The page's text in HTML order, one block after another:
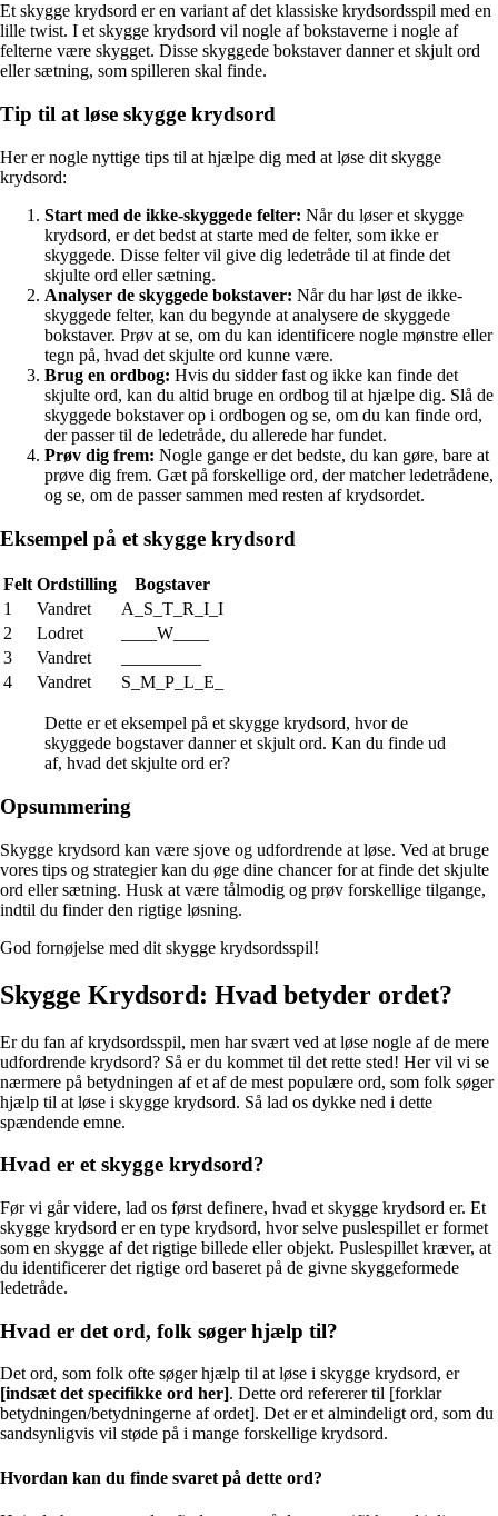
Et skygge krydsord er en variant af det klassiske krydsordsspil med en
lille twist. I et skygge krydsord vil nogle af bokstaverne i nogle af
felterne være skygget. Disse skyggede bokstaver danner et skjult ord
eller sætning, som spilleren skal finde.
Tip til at løse skygge krydsord
Her er nogle nyttige tips til at hjælpe dig med at løse dit skygge
krydsord:
Start med de ikke-skyggede felter: Når du løser et skygge
krydsord, er det bedst at starte med de felter, som ikke er
skyggede. Disse felter vil give dig ledetråde til at finde det
skjulte ord eller sætning.
Analyser de skyggede bokstaver: Når du har løst de ikke-
skyggede felter, kan du begynde at analysere de skyggede
bokstaver. Prøv at se, om du kan identificere nogle mønstre eller
tegn på, hvad det skjulte ord kunne være.
Brug en ordbog: Hvis du sidder fast og ikke kan finde det
skjulte ord, kan du altid bruge en ordbog til at hjælpe dig. Slå de
skyggede bokstaver op i ordbogen og se, om du kan finde ord,
der passer til de ledetråde, du allerede har fundet.
Prøv dig frem: Nogle gange er det bedste, du kan gøre, bare at
prøve dig frem. Gæt på forskellige ord, der matcher ledetrådene,
og se, om de passer sammen med resten af krydsordet.
Eksempel på et skygge krydsord
Felt Ordstilling
Bogstaver
1
Vandret
A_S_T_R_I_I
2
Lodret
____W____
3
Vandret
4
Vandret S_M_P_L_E_
Dette er et eksempel på et skygge krydsord, hvor de
skyggede bogstaver danner et skjult ord. Kan du finde ud
af, hvad det skjulte ord er?
Opsummering
Skygge krydsord kan være sjove og udfordrende at løse. Ved at bruge
vores tips og strategier kan du øge dine chancer for at finde det skjulte
ord eller sætning. Husk at være tålmodig og prøv forskellige tilgange,
indtil du finder den rigtige løsning.
God fornøjelse med dit skygge krydsordsspil!
Skygge Krydsord: Hvad betyder ordet?
Er du fan af krydsordsspil, men har svært ved at løse nogle af de mere
udfordrende krydsord? Så er du kommet til det rette sted! Her vil vi se
nærmere på betydningen af et af de mest populære ord, som folk søger
hjælp til at løse i skygge krydsord. Så lad os dykke ned i dette
spændende emne.
Hvad er et skygge krydsord?
Før vi går videre, lad os først definere, hvad et skygge krydsord er. Et
skygge krydsord er en type krydsord, hvor selve puslespillet er formet
som en skygge af det rigtige billede eller objekt. Puslespillet kræver, at
du identificerer det rigtige ord baseret på de givne skyggeformede
ledetråde.
Hvad er det ord, folk søger hjælp til?
Det ord, som folk ofte søger hjælp til at løse i skygge krydsord, er
[indsæt det specifikke ord her]. Dette ord refererer til [forklar
betydningen/betydningerne af ordet]. Det er et almindeligt ord, som du
sandsynligvis vil støde på i mange forskellige krydsord.
Hvordan kan du finde svaret på dette ord?